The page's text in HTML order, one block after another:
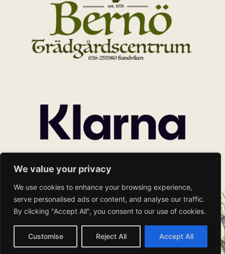
We value your privacy
We use cookies to enhance your browsing experience,
serve personalised ads or content, and analyse our traffic.
By clicking "Accept All", you consent to our use of cookies.
Customise Reject All Accept All